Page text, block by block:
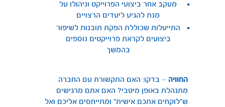
מעקב אחר ביצועי הפרוייקט וניהולו על
מנת להגיע ליעדים הרצויים
התייעלות שכוללת הפקת תובנות לשיפור
ביצועים לקראת פרוייקטים נוספים
בהמשך
החוויה – בדקו: האם התקשורת עם החברה
מתנהלת באופן מיטבי? האם אתם מרגישים
ש”לוקחים אתכם אישית” ומתייחסים אליכם ואל